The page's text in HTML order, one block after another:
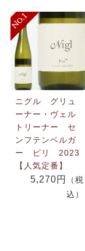
ニグル グリュ
ーナー・ヴェル
トリーナー セ
ンフテンベルガ
ー ピリ 2023
【人気定番】
5,270円
（税
込）